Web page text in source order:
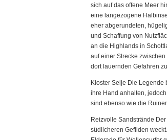
sich auf das offene Meer
eine langezogene
eher abgerundeten,
und Schaffung von
an die Highlands in
auf einer Strecke
dort lauernden Gefahren
Kloster Selje Die Legende
ihre Hand anhalten,
sind ebenso wie die
Reizvolle Sandstrände
südlicheren Gefilden